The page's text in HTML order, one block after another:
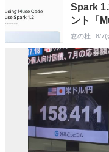
Spark
ント「
窓の杜 8/7(